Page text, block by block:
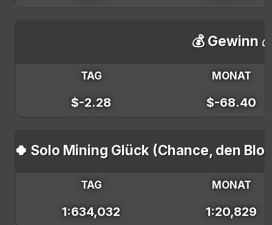
💰 Gewinn
TAG MONAT
$-2.28 $-68.40
🍀 Solo Mining Glück (Chance, den
TAG MONAT
1:634,032 1:20,829